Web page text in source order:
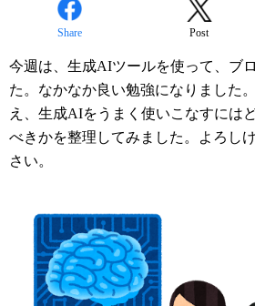
Share Post
今週は、生成AIツールを使って、ブ
た。なかなか良い勉強になりました
え、生成AIをうまく使いこなすには
べきかを整理してみました。よろし
さい。